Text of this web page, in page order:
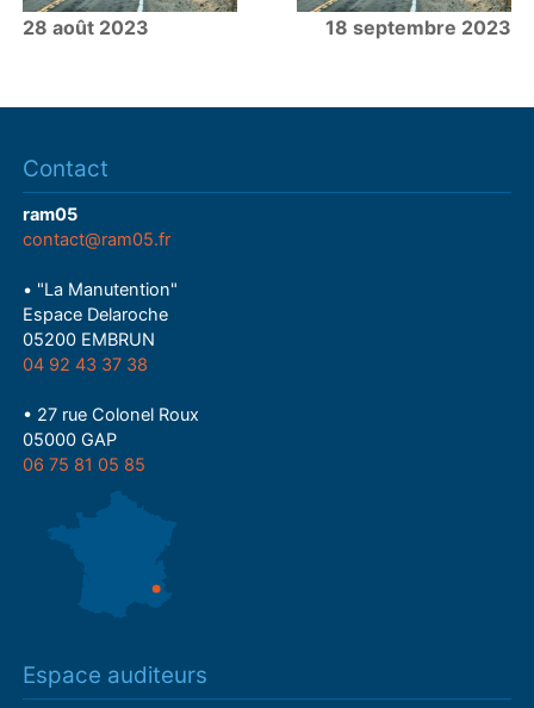
28 août 2023 18 septembre 2023
Contact
ram05
contact@ram05.fr
• "La Manutention"
Espace Delaroche
05200 EMBRUN
04 92 43 37 38
• 27 rue Colonel Roux
05000 GAP
06 75 81 05 85
Espace auditeurs